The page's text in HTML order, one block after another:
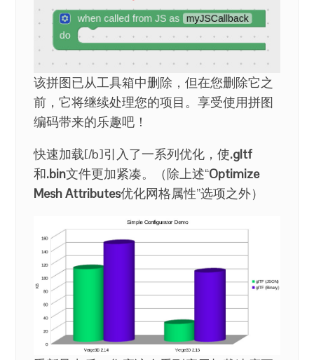
该拼图已从工具箱中删除，但在您删除它之
前，它将继续处理您的项目。享受使用拼图
编码带来的乐趣吧！
快速加载[/b]引入了一系列优化，使.gltf
和.bin文件更加紧凑。（除上述“Optimize
Mesh Attributes优化网格属性”选项之外）